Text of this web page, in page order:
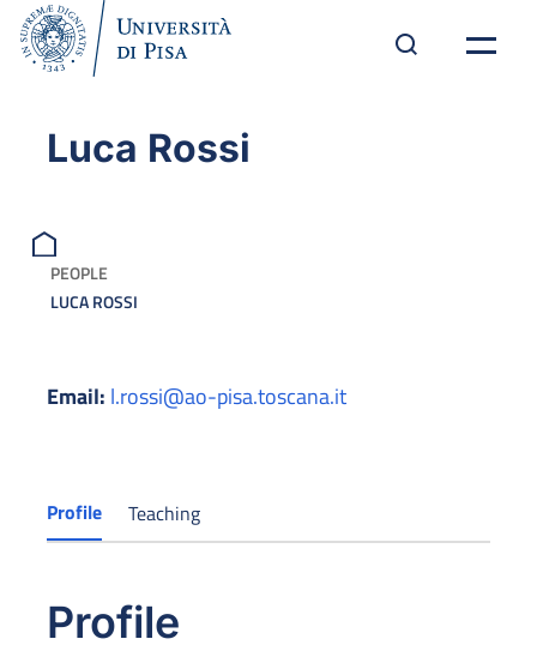
Luca Rossi
PEOPLE
LUCA ROSSI
Email: l.rossi@ao-pisa.toscana.it
Profile Teaching
Profile